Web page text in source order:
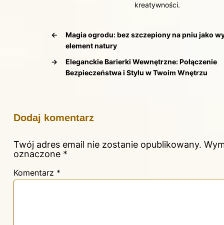
kreatywności.
←
Magia ogrodu: bez szczepiony na pniu jako
element natury
→
Eleganckie Barierki Wewnętrzne: Połączenie
Bezpieczeństwa i Stylu w Twoim Wnętrzu
Dodaj komentarz
Twój adres email nie zostanie opublikowany.
oznaczone *
Komentarz *